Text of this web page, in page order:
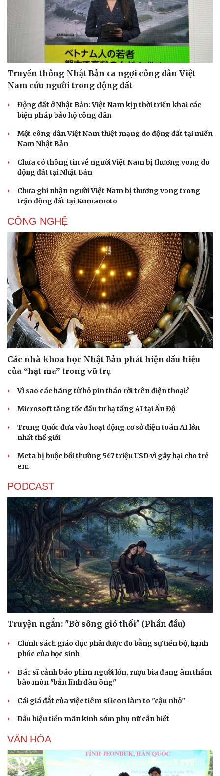
Doanh nghiệp
Thông tin doanh nghiệp
Doanh nghiệp 24h
Doanh nhân
Vì cộng đồng
Công nghệ
Sành điệu
Tin Công nghệ
Trải nghiệm
Chuyển đổi số
Sức khỏe
Dinh dưỡng - món ngon
Cây thuốc
Sản phụ khoa
Nhà đẹp
Blog
Tình yêu - Gia đình
Truyền thông Nhật Bản ca ngợi công dân Việt
Nam cứu người trong động đất
Động đất ở Nhật Bản: Việt Nam kịp thời triển khai các
biện pháp bảo hộ công dân
Một công dân Việt Nam thiệt mạng do động đất tại miền
Nam Nhật Bản
Chưa có thông tin về người Việt Nam bị thương vong do
động đất tại Nhật Bản
Chưa ghi nhận người Việt Nam bị thương vong trong
trận động đất tại Kumamoto
CÔNG NGHỆ
Các nhà khoa học Nhật Bản phát hiện dấu hiệu
của “hạt ma” trong vũ trụ
Vì sao các hãng từ bỏ pin tháo rời trên điện thoại?
Microsoft tăng tốc đầu tư hạ tầng AI tại Ấn Độ
Trung Quốc đưa vào hoạt động cơ sở điện toán AI lớn
nhất thế giới
Meta bị buộc bồi thường 567 triệu USD vì gây hại cho trẻ
em
PODCAST
Truyện ngắn: "Bờ sông gió thổi" (Phần đầu)
Chính sách giáo dục phải được đo bằng sự tiến bộ, hạnh
phúc của học sinh
Bác sĩ cảnh báo phim người lớn, rượu bia đang âm thầm
bào mòn "bản lĩnh đàn ông"
Cái giá đắt của việc tiêm silicon làm to "cậu nhỏ"
Dấu hiệu tiền mãn kinh sớm phụ nữ cần biết
VĂN HÓA